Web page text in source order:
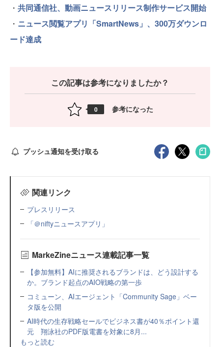
・ 共同通信社、動画ニュースリリース制作サービス開始
・ ニュース閲覧アプリ「SmartNews」、300万ダウンロ
ード達成
この記事は参考になりましたか？
0 参考になった
プッシュ通知を受け取る
関連リンク
プレスリリース
「＠niftyニュースアプリ」
MarkeZineニュース連載記事一覧
【参加無料】AIに推奨されるブランドは、どう設計する
か。ブランド起点のAIO戦略の第一歩
コミューン、AIエージェント「Community Sage」ベー
タ版を公開
AI時代の生存戦略セールでビジネス書が40％ポイント還
元 翔泳社のPDF版電書を対象に8月...
もっと読む